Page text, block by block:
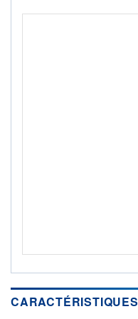
CTO BUSINESS
CARACTÉRISTIQUES